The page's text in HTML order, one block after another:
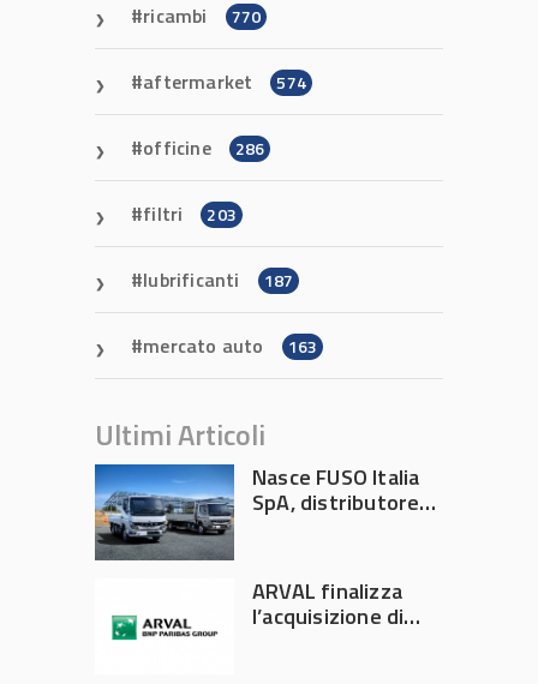
ricambi 770
aftermarket 574
officine 286
filtri 203
lubrificanti 187
mercato auto 163
Ultimi Articoli
Nasce FUSO Italia
SpA, distributore
ARVAL finalizza
l’acquisizione di